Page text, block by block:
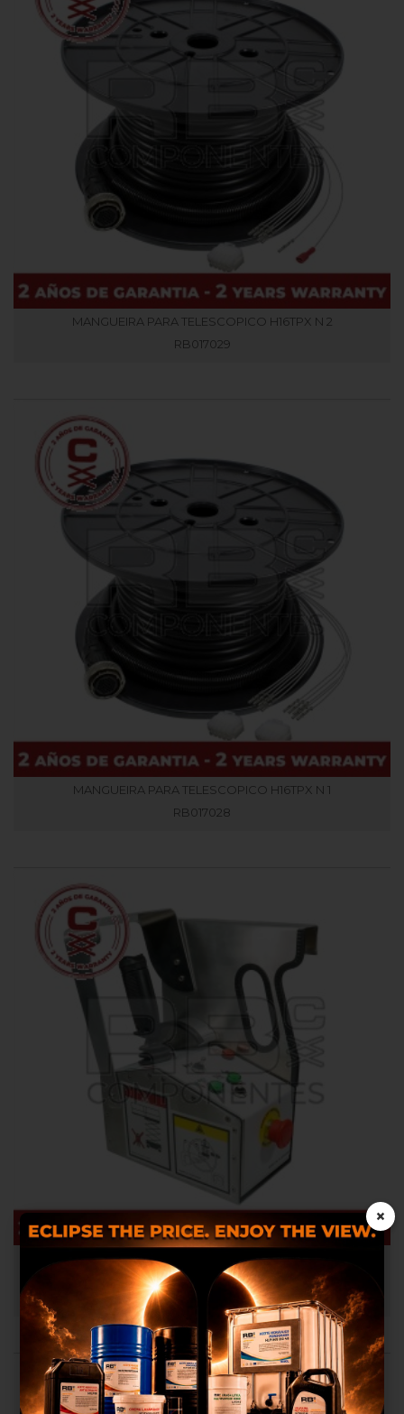
MANGUEIRA PARA TELESCOPICO H16TPX N 2
RB017029
MANGUEIRA PARA TELESCOPICO H16TPX N 1
RB017028
MANDO COMPLETO SIN SOBREPESO (OPTIMUNS Y
COMPACTS)
RB100004
Utilizamos cookies próprias e
de terceiros para proporcionar-
lhes uma melhor experiência
de compra, realizar um análise
estatístico que nos servem para
melhorar os nossos serviços e
possamos oferecer-lhes
×